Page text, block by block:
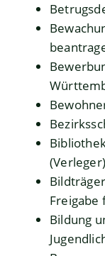
(Verleger)
Freigabe
Bildung